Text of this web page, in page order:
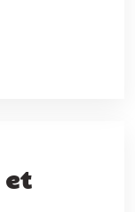
et